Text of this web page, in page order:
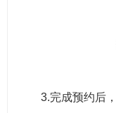
3.完成预约后